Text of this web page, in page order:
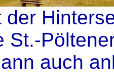
der
St.-
auch